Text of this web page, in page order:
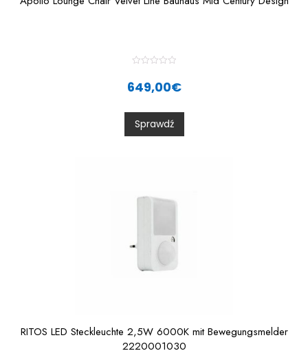
a
t
0
o
u
t
649,00€
Sprawdź
RITOS LED Steckleuchte 2,5W 6000K mit Bewegungsmelder
2220001030